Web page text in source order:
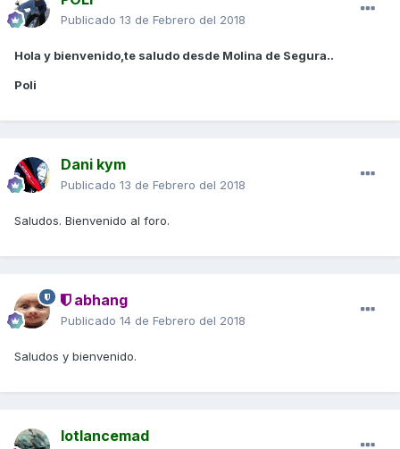
Publicado 13 de Febrero del 2018
Hola y bienvenido,te saludo desde Molina de Segura..
Poli
Dani kym
Publicado 13 de Febrero del 2018
Saludos. Bienvenido al foro.
abhang
Publicado 14 de Febrero del 2018
Saludos y bienvenido.
lotlancemad